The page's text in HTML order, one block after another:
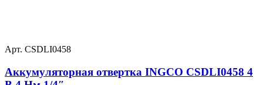
Арт. CSDLI0458
Аккумуляторная отвертка INGCO CSDLI0458 4